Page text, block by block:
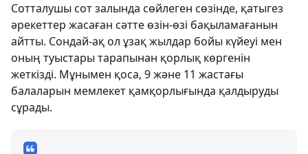
Сотталушы сот залында сөйлеген сөзінде, қатыгез
әрекеттер жасаған сәтте өзін-өзі бақыламағанын
айтты. Сондай-ақ ол ұзақ жылдар бойы күйеуі мен
оның туыстары тарапынан қорлық көргенін
жеткізді. Мұнымен қоса, 9 және 11 жастағы
балаларын мемлекет қамқорлығында қалдыруды
сұрады.